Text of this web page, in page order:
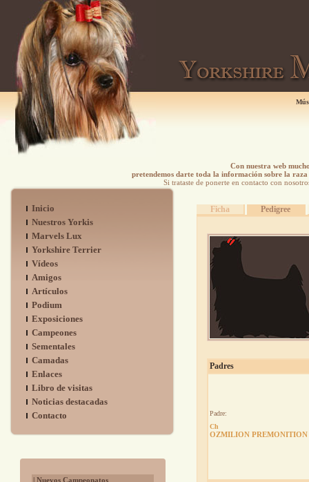
Con nuestra web
pretendemos darte toda la información sobre la
Si trataste de ponerte en contacto con
Inicio
Nuestros Yorkis
Marvels Lux
Yorkshire Terrier
Vídeos
Amigos
Artículos
Podium
Exposiciones
Campeones
Sementales
Camadas
Enlaces
Libro de visitas
Noticias destacadas
Contacto
| Nuevos Campeonatos
Ficha Pedigree
Padres
Padre:
Ch
OZMILION PREMONITION